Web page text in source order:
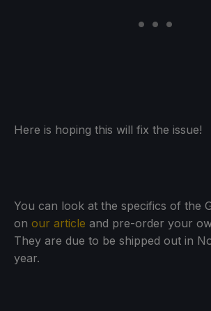
Here is hoping this will fix the issue!
You can look at the specifics of the
on our article and pre-order your
They are due to be shipped out in
year.